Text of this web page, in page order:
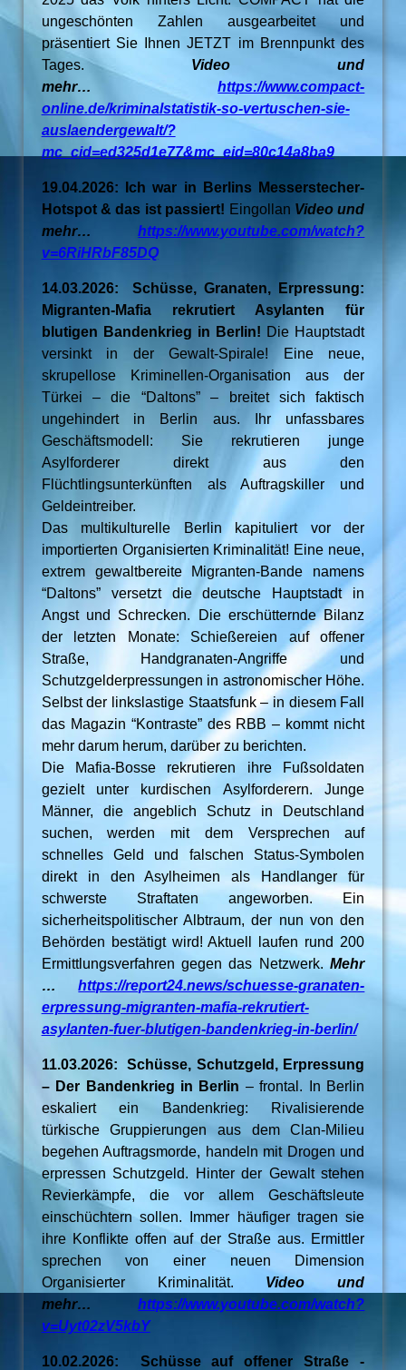
ungeschönten Zahlen ausgearbeitet und
präsentiert Sie Ihnen JETZT im Brennpunkt des
Tages. Video und
mehr…https://www.compact-
online.de/kriminalstatistik-so-vertuschen-sie-
auslaendergewalt/?
mc_cid=ed325d1e77&mc_eid=80c14a8ba9
19.04.2026: Ich war in Berlins Messerstecher-
Hotspot & das ist passiert! Eingollan Video und
mehr…https://www.youtube.com/watch?
v=6RiHRbF85DQ
14.03.2026: Schüsse, Granaten, Erpressung:
Migranten-Mafia rekrutiert Asylanten für
blutigen Bandenkrieg in Berlin! Die Hauptstadt
versinkt in der Gewalt-Spirale! Eine neue,
skrupellose Kriminellen-Organisation aus der
Türkei – die “Daltons” – breitet sich faktisch
ungehindert in Berlin aus. Ihr unfassbares
Geschäftsmodell: Sie rekrutieren junge
Asylforderer direkt aus den
Flüchtlingsunterkünften als Auftragskiller und
Geldeintreiber.
Das multikulturelle Berlin kapituliert vor der
importierten Organisierten Kriminalität! Eine neue,
extrem gewaltbereite Migranten-Bande namens
“Daltons” versetzt die deutsche Hauptstadt in
Angst und Schrecken. Die erschütternde Bilanz
der letzten Monate: Schießereien auf offener
Straße, Handgranaten-Angriffe und
Schutzgelderpressungen in astronomischer Höhe.
Selbst der linkslastige Staatsfunk – in diesem Fall
das Magazin “Kontraste” des RBB – kommt nicht
mehr darum herum, darüber zu berichten.
Die Mafia-Bosse rekrutieren ihre Fußsoldaten
gezielt unter kurdischen Asylforderern. Junge
Männer, die angeblich Schutz in Deutschland
suchen, werden mit dem Versprechen auf
schnelles Geld und falschen Status-Symbolen
direkt in den Asylheimen als Handlanger für
schwerste Straftaten angeworben. Ein
sicherheitspolitischer Albtraum, der nun von den
Behörden bestätigt wird! Aktuell laufen rund 200
Ermittlungsverfahren gegen das Netzwerk.Mehr
…https://report24.news/schuesse-granaten-
erpressung-migranten-mafia-rekrutiert-
asylanten-fuer-blutigen-bandenkrieg-in-berlin/
11.03.2026: Schüsse, Schutzgeld, Erpressung
– Der Bandenkrieg in Berlin – frontal. In Berlin
eskaliert ein Bandenkrieg: Rivalisierende
türkische Gruppierungen aus dem Clan-Milieu
begehen Auftragsmorde, handeln mit Drogen und
erpressen Schutzgeld. Hinter der Gewalt stehen
Revierkämpfe, die vor allem Geschäftsleute
einschüchtern sollen. Immer häufiger tragen sie
ihre Konflikte offen auf der Straße aus. Ermittler
sprechen von einer neuen Dimension
Organisierter Kriminalität. Video und
mehr…https://www.youtube.com/watch?
v=Uyt02zV5kbY
10.02.2026: Schüsse auf offener Straße -